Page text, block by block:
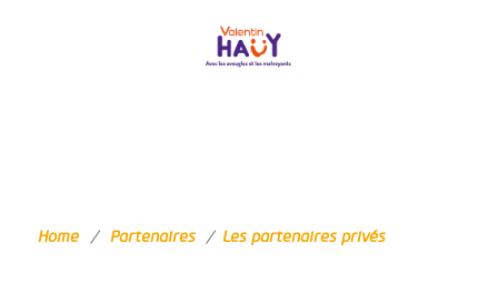
Home / Partenaires / Les partenaires privés